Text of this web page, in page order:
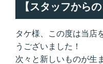
【スタッフから
タケ様、この度は当店
うございました！
次々と新しいものが生